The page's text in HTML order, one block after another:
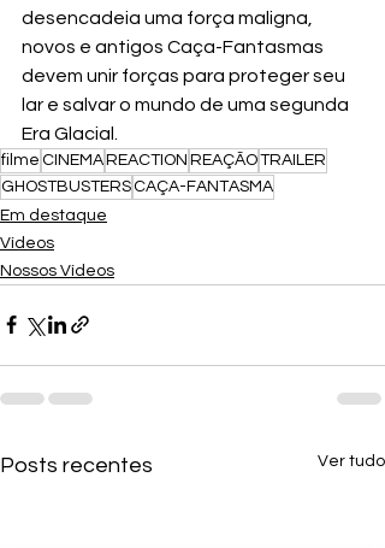
desencadeia uma força maligna,
novos e antigos Caça-Fantasmas
devem unir forças para proteger seu
lar e salvar o mundo de uma segunda
Era Glacial.
filme CINEMAREACTION REAÇÃOTRAILER
GHOSTBUSTERS CAÇA-FANTASMA
Em destaque
Vídeos
Nossos Vídeos
Posts recentes Ver tudo